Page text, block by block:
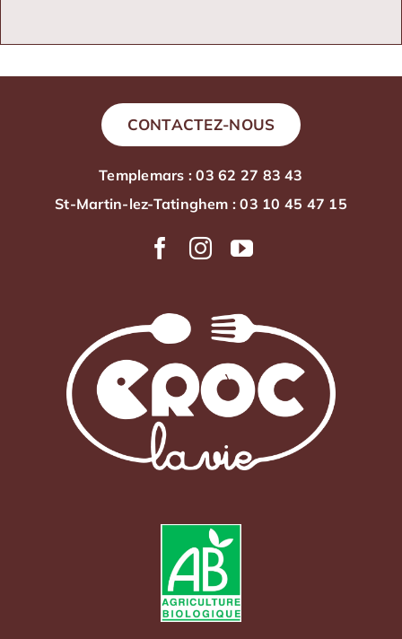
CONTACTEZ-NOUS
Templemars : 03 62 27 83 43
St-Martin-lez-Tatinghem : 03 10 45 47 15